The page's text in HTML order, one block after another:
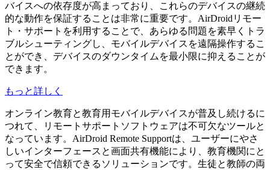
バイスへの依存度が高まっており、これらのデバイスの継続
的な動作を保証することは非常に重要です。AirDroidリモー
ト・サポートを利用することで、あらゆる問題を素早くトラ
ブルシューティングし、モバイルデバイスを遠隔操作するこ
とができ、デバイスのダウンタイムを最小限に抑えることが
できます。
もっと詳しく
オンライン教育と教育用モバイルデバイスが普及し続けるに
つれて、リモートサポートソフトウェアは不可欠なツールと
なっています。AirDroid Remote Supportは、ユーザーにやさ
しいインターフェースと画面共有機能により、教育機関にと
って安全で信頼できるソリューションです。生徒と教師の両